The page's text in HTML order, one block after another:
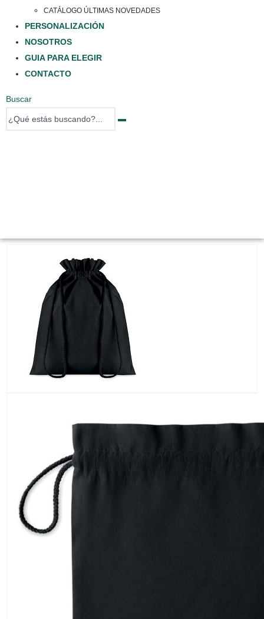
CATÁLOGO ÚLTIMAS NOVEDADES
PERSONALIZACIÓN
NOSOTROS
GUIA PARA ELEGIR
CONTACTO
Buscar